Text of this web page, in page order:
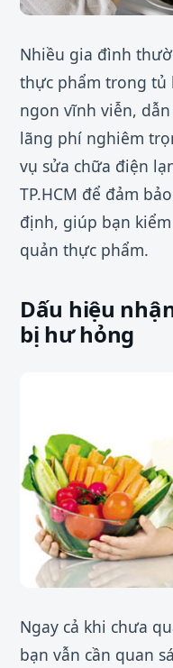
Nhiều gia đình
thực phẩm trong tủ
ngon vĩnh viễn,
lãng phí nghiêm
vụ sửa chữa điện
TP.HCM để đảm
định, giúp bạn
quản thực phẩm.
Dấu hiệu
bị hư hỏng
Ngay cả khi chưa
bạn vẫn cần quan